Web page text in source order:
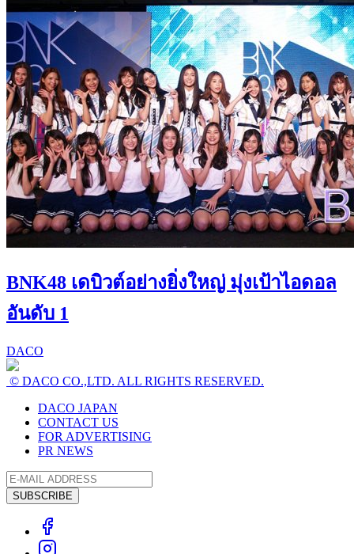
BNK48 เดบิวต์อย่างยิ่งใหญ่ มุ่งเป้าไอดอล
อันดับ 1
DACO
© DACO CO.,LTD. ALL RIGHTS RESERVED.
DACO JAPAN
CONTACT US
FOR ADVERTISING
PR NEWS